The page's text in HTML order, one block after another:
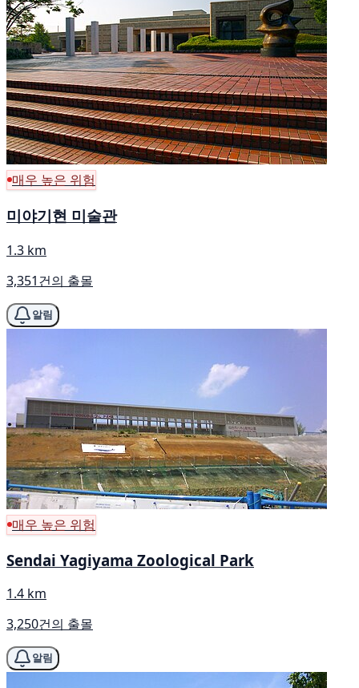
매우 높은 위험
미야기현 미술관
1.3 km
3,351건의 출몰
알림
매우 높은 위험
Sendai Yagiyama Zoological Park
1.4 km
3,250건의 출몰
알림